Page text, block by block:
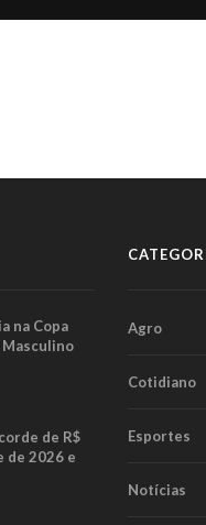
na Copa
Masculino
de R$
de 2026 e
Agro
Cotidiano
Esportes
Notícias